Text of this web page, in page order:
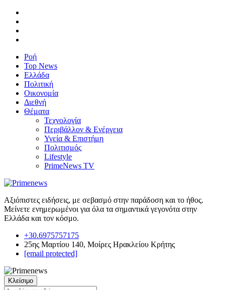
Ροή
Top News
Ελλάδα
Πολιτική
Οικονομία
Διεθνή
Θέματα
Τεχνολογία
Περιβάλλον & Ενέργεια
Υγεία & Επιστήμη
Πολιτισμός
Lifestyle
PrimeNews TV
Αξιόπιστες ειδήσεις, με σεβασμό στην παράδοση και το ήθος.
Μείνετε ενημερωμένοι για όλα τα σημαντικά γεγονότα στην
Ελλάδα και τον κόσμο.
+30.6975757175
25ης Μαρτίου 140, Μοίρες Ηρακλείου Κρήτης
[email protected]
Κλείσιμο